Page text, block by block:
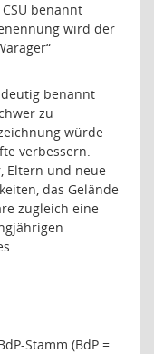
benannt
wird der
benannt
zu
würde
verbessern.
Eltern und neue
das Gelände
zugleich eine
Stamm (BdP =